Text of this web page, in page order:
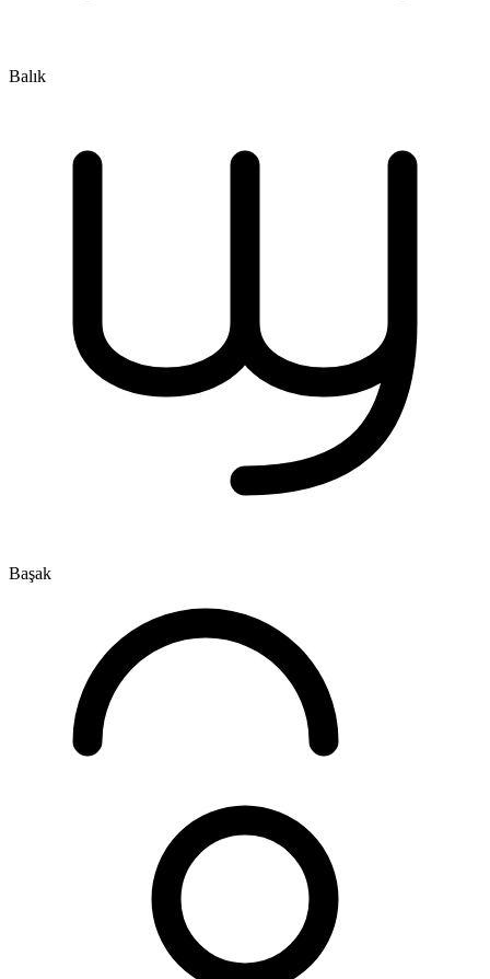
Balık
Başak